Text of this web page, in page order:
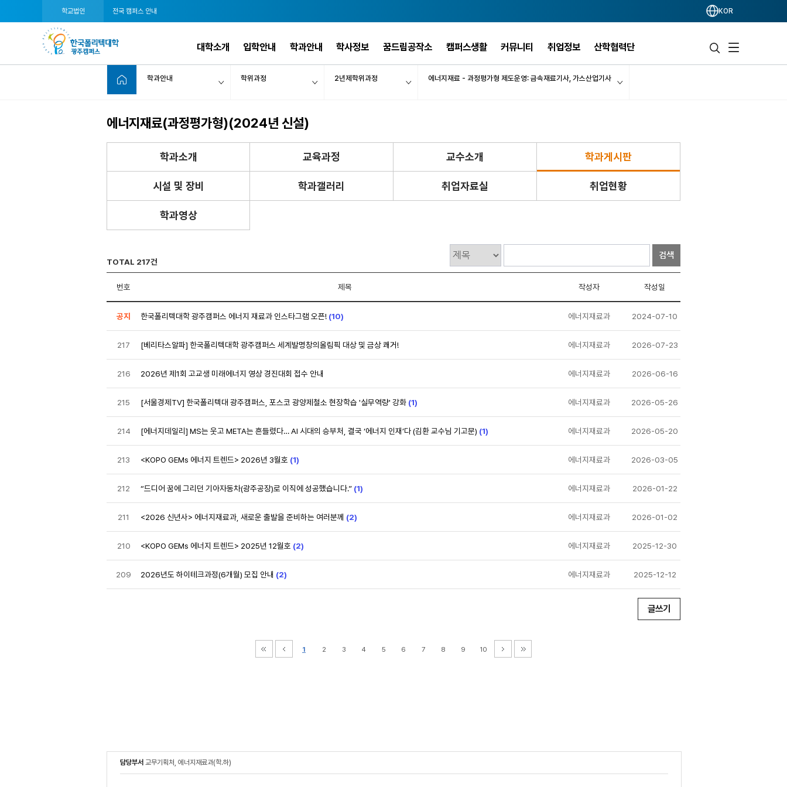
학교법인 전국 캠퍼스 안내 KOR
대학소개 입학안내 학과안내 학사정보 꿈드림공작소 캠퍼스생활 커뮤니티 취업정보 산학협력단
학과안내 학위과정 2년제학위과정 에너지재료 - 과정평가형 제도운영: 금속재료기사, 가스산업기사
에너지재료(과정평가형)(2024년 신설)
학과소개 교육과정 교수소개 학과게시판
시설 및 장비 학과갤러리 취업자료실 취업현황
학과영상
TOTAL 217건
검색
번호 제목 작성자 작성일
공지 한국폴리텍대학 광주캠퍼스 에너지 재료과 인스타그램 오픈! (10) 에너지재료과 2024-07-10
217 [베리타스알파] 한국폴리텍대학 광주캠퍼스 세계발명창의올림픽 대상 및 금상 쾌거! 에너지재료과 2026-07-23
216 2026년 제1회 고교생 미래에너지 영상 경진대회 접수 안내 에너지재료과 2026-06-16
215 [서울경제TV] 한국폴리텍대 광주캠퍼스, 포스코 광양제철소 현장학습 '실무역량' 강화 (1) 에너지재료과 2026-05-26
214 [에너지데일리] MS는 웃고 META는 흔들렸다… AI 시대의 승부처, 결국 ‘에너지 인재’다 (김환 교수님 기고문) (1) 에너지재료과 2026-05-20
213 <KOPO GEMs 에너지 트렌드> 2026년 3월호 (1) 에너지재료과 2026-03-05
212 “드디어 꿈에 그리던 기아자동차(광주공장)로 이직에 성공했습니다.” (1) 에너지재료과 2026-01-22
211 <2026 신년사> 에너지재료과, 새로운 출발을 준비하는 여러분께 (2) 에너지재료과 2026-01-02
210 <KOPO GEMs 에너지 트렌드> 2025년 12월호 (2) 에너지재료과 2025-12-30
209 2026년도 하이테크과정(6개월) 모집 안내 (2) 에너지재료과 2025-12-12
글쓰기
1 2 3 4 5 6 7 8 9 10
담당부서 교무기획처, 에너지재료과(학.하)